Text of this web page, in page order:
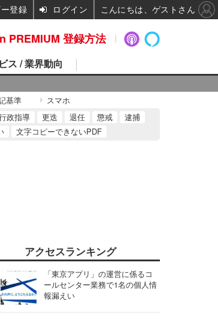
ス / 業界動向
基準 スマホ
政指導 更迭 退任 懲戒
逮捕
文字コピーできないPDF
アクセスランキング
「東京アプリ」の運営に係るコ
ールセンター業務で1名の個人情
報漏えい
PREMIUM 登録方法
登録 ログイン こんにちは、ゲストさん